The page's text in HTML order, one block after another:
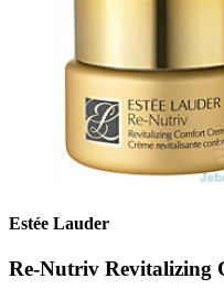
Estée Lauder
Re-Nutriv Revitalizing